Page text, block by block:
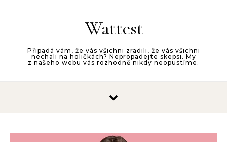
Wattest
Připadá vám, že vás všichni zradili, že vás všichni
nechali na holičkách? Nepropadejte skepsi. My
z našeho webu vás rozhodně nikdy neopustíme.